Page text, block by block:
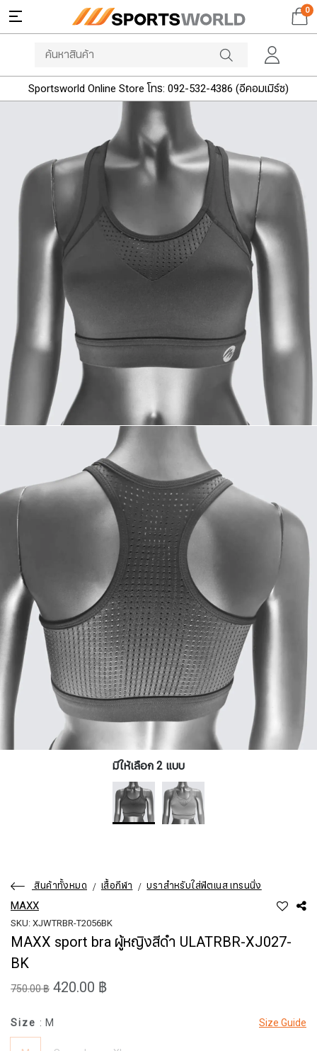
0
Sportsworld Online Store โทร: 092-532-4386 (อีคอมเมิร์ซ)
มีให้เลือก 2 แบบ
สินค้าทั้งหมด เสื้อกีฬา บราสำหรับใส่ฟิตเนส เทรนนิ่ง
MAXX
SKU: XJWTRBR-T2056BK
MAXX sport bra ผู้หญิงสีดำ ULATRBR-XJ027-
BK
750.00 ฿ 420.00 ฿
Size Guide
Size : M